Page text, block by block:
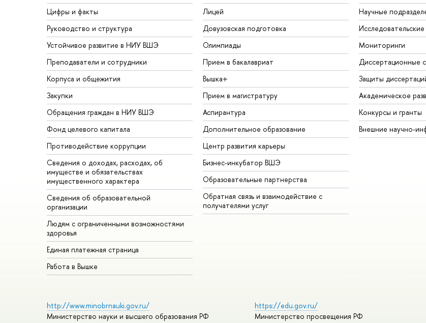
Цифры и факты
Руководство и структура
Устойчивое развитие в НИУ ВШЭ
Преподаватели и сотрудники
Корпуса и общежития
Закупки
Обращения граждан в НИУ ВШЭ
Фонд целевого капитала
Противодействие коррупции
Сведения о доходах, расходах, об
имуществе и обязательствах
имущественного характера
Сведения об образовательной
организации
Людям с ограниченными возможностями
здоровья
Единая платежная страница
Работа в Вышке
Лицей
Довузовская подготовка
Олимпиады
Прием в бакалавриат
Вышка+
Прием в магистратуру
Аспирантура
Дополнительное образование
Центр развития карьеры
Бизнес-инкубатор ВШЭ
Образовательные партнерства
Обратная связь и взаимодействие с
получателями услуг
Научные
Мониторинги
Диссертационные
Защиты
Академическое
Конкурсы и гранты
Внешние научно-
http://www.minobrnauki.gov.ru/
Министерство науки и высшего образования РФ
https://edu.gov.ru/
Министерство просвещения РФ